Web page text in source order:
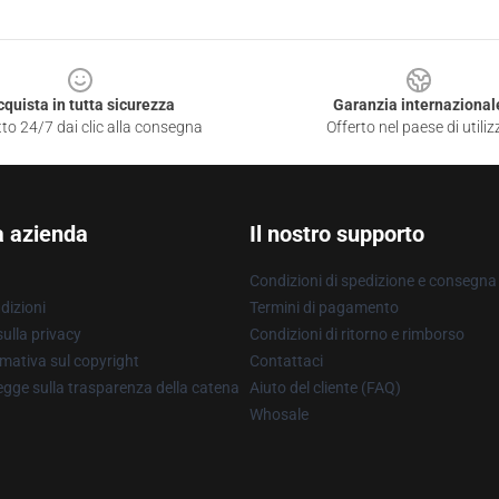
in tutta sicurezza
24/7 dai clic alla consegna
Garanzia
Offerto nel paese di
azienda
privacy
sul copyright
sulla trasparenza della catena
Il nostro supporto
Condizioni di spedizione e consegna
Termini di pagamento
Condizioni di ritorno e rimborso
Contattaci
Aiuto del cliente (FAQ)
Whosale